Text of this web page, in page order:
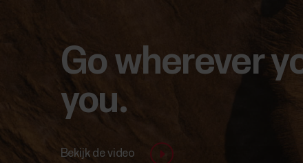
Go wherever
you.
Bekijk de video